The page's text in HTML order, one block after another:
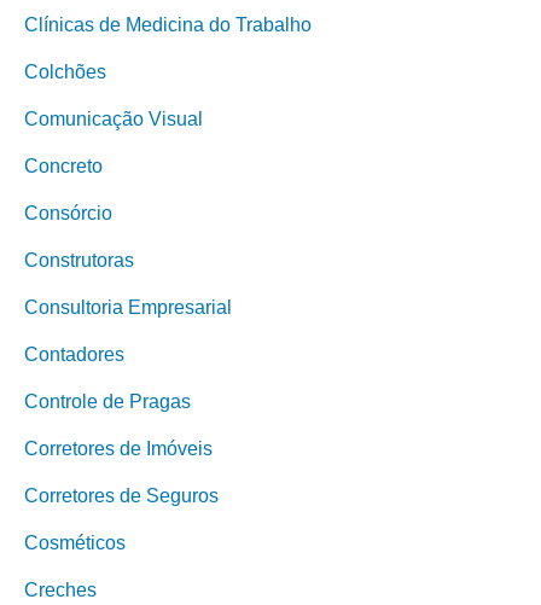
Clínicas de Medicina do Trabalho
Colchões
Comunicação Visual
Concreto
Consórcio
Construtoras
Consultoria Empresarial
Contadores
Controle de Pragas
Corretores de Imóveis
Corretores de Seguros
Cosméticos
Creches